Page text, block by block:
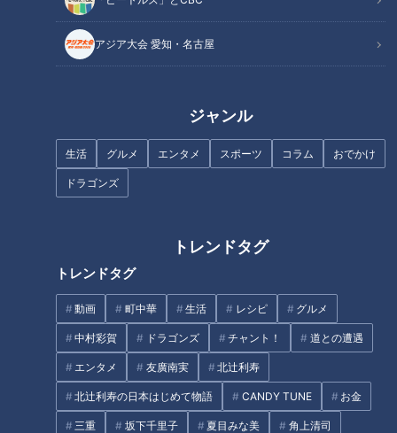
アジア大会 愛知・名古屋
ジャンル
生活 グルメ エンタメ スポーツ コラム おでかけ
ドラゴンズ
トレンドタグ
トレンドタグ
動画 町中華 生活 レシピ グルメ
中村彩賀 ドラゴンズ チャント！ 道との遭遇
エンタメ 友廣南実 北辻利寿
北辻利寿の日本はじめて物語 CANDY TUNE お金
三重 坂下千里子 夏目みな美 角上清司
た記憶とは
今中慎二「根尾よ、このままで
は終わってしまうぞ」大先輩の
言葉とドラゴンズ根尾昂の覚悟
「戦力というのは首脳陣がつく
巣への叱咤激励
「僕も監督だったら、福永さん
をセカンドにすると思う」虎視
眈々と竜のセカンド奪取を狙う
田中幹也の思考
22歳の川上憲伸が「ドキッとし
た」星野仙一監督の声に宿る迫
タグ